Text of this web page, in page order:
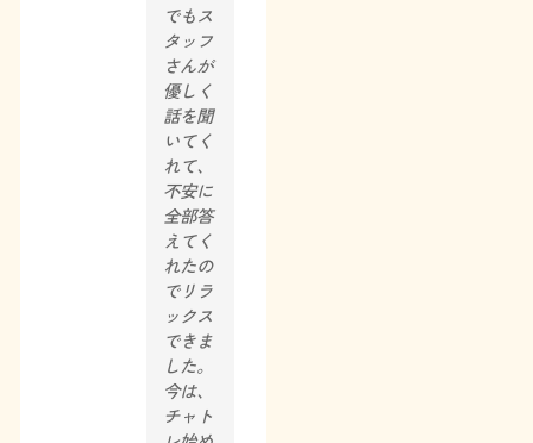
でもス
タッフ
さんが
優しく
話を聞
いてく
れて、
不安に
全部答
えてく
れたの
でリラ
ックス
できま
した。
今は、
チャト